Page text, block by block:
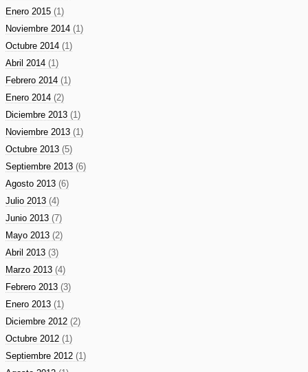
Enero 2015 (1)
Noviembre 2014 (1)
Octubre 2014 (1)
Abril 2014 (1)
Febrero 2014 (1)
Enero 2014 (2)
Diciembre 2013 (1)
Noviembre 2013 (1)
Octubre 2013 (5)
Septiembre 2013 (6)
Agosto 2013 (6)
Julio 2013 (4)
Junio 2013 (7)
Mayo 2013 (2)
Abril 2013 (3)
Marzo 2013 (4)
Febrero 2013 (3)
Enero 2013 (1)
Diciembre 2012 (2)
Octubre 2012 (1)
Septiembre 2012 (1)